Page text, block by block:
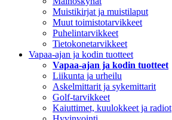
Muistikirjat ja muistilaput
Muut toimistotarvikkeet
Puhelintarvikkeet
Tietokonetarvikkeet
Vapaa-ajan ja kodin tuotteet
Vapaa-ajan ja kodin tuotteet
Liikunta ja urheilu
Askelmittarit ja sykemittarit
Golf-tarvikkeet
Kaiuttimet, kuulokkeet ja radiot